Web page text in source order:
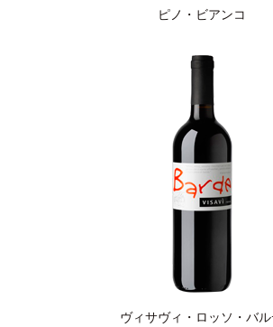
ピノ・ビアンコ
ヴィサヴィ・ロッソ・バ